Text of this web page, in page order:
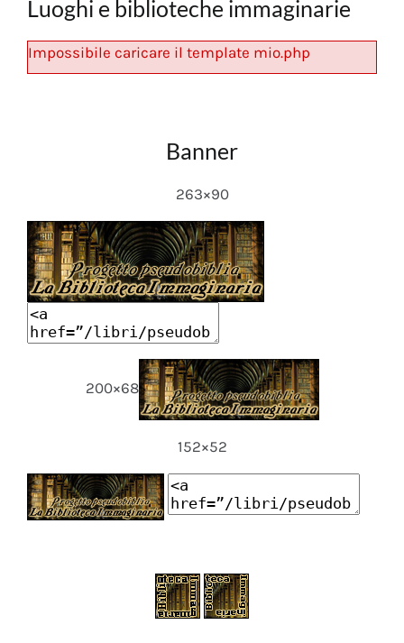
Luoghi e biblioteche immaginarie
Impossibile caricare il template mio.php
Banner
263×90
200×68
152×52